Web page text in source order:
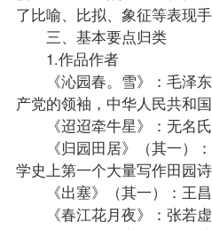
了比喻、比拟、象征等表现手
三、基本要点归类
1.作品作者
《沁园春。雪》：毛泽东
产党的领袖，中华人民共和国
《迢迢牵牛星》：无名氏
《归园田居》（其一）：
学史上第一个大量写作田园诗
《出塞》（其一）：王昌
《春江花月夜》：张若虚